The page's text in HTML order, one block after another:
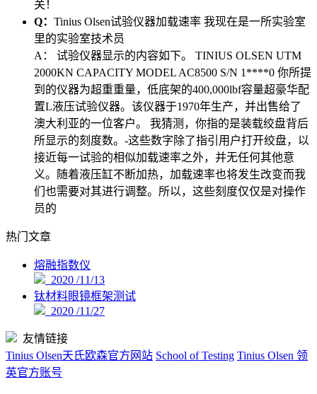
关！
Q： Tinius Olsen试验仪器加载速率 我现在是一所实验室
里的实验室技术员
A：
试验仪器显示的内容如下。 TINIUS OLSEN UTM
2000KN CAPACITY MODEL AC8500 S/N 1****0 你所提
到的仪器为超重重量，低底架的400,000lbf容量超豪华配
置L液压试验仪器。该仪器于1970年生产，并出售给了
澳大利亚的一位客户。 我猜测，你指的是装载绞盘背后
所显示的刻度数。-这些数字除了指引用户打开绞盘，以
接近每一试验的相似加载速率之外，并无任何其他意
义。随着液压缸不断加热，加载速率也将发生改变而我
们也需要对其进行调整。所以，这些刻度仅仅是对操作
员的
热门文章
熔融指数仪
2020 /11/13
钛材料眼镜框架测试
2020 /11/27
友情链接
Tinius Olsen天氏欧森官方网站 School of Testing Tinius Olsen 领
英官方账号